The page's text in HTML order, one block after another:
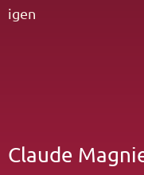
igen
Claude